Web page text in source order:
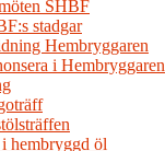
SHBF
stadgar
Hembryggaren
i Hembryggaren
hembryggd öl